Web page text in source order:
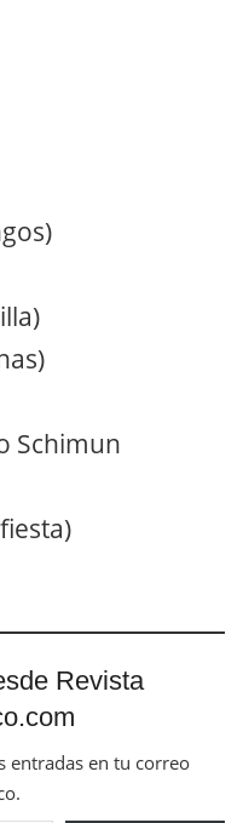
Schimun
Revista
entradas en tu correo